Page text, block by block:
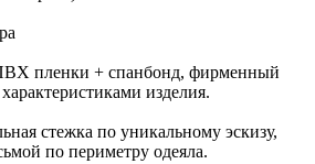
пленки + спанбонд, фирменный
изделия.
стежка по уникальному эскизу,
по периметру одеяла.